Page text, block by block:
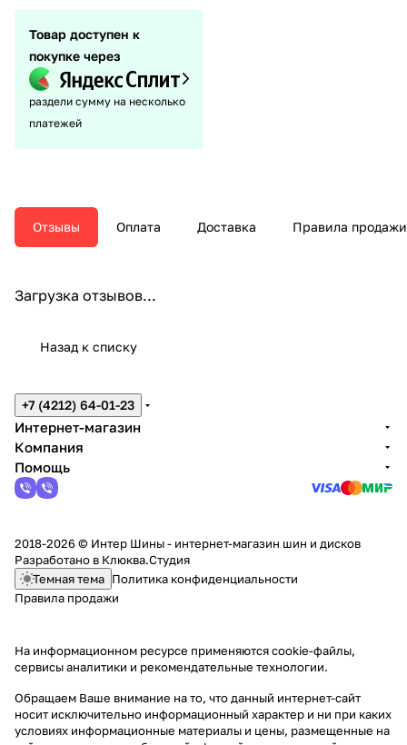
Товар доступен к
покупке через
раздели сумму на несколько
платежей
Отзывы Оплата Доставка Правила продажи
Загрузка отзывов...
Назад к списку
+7 (4212) 64-01-23
Интернет-магазин
Компания
Помощь
2018-2026 © Интер Шины - интернет-магазин шин и дисков
Разработано в Клюква.Студия
Темная тема Политика конфиденциальности
Правила продажи
На информационном ресурсе применяютсяcookie-файлы,
сервисы аналитики и рекомендательные технологии.
Обращаем Ваше внимание на то, что данный интернет-сайт
носит исключительно информационный характер и ни при каких
условиях информационные материалы и цены, размещенные на